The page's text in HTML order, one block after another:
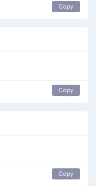
Copy
Copy
Copy